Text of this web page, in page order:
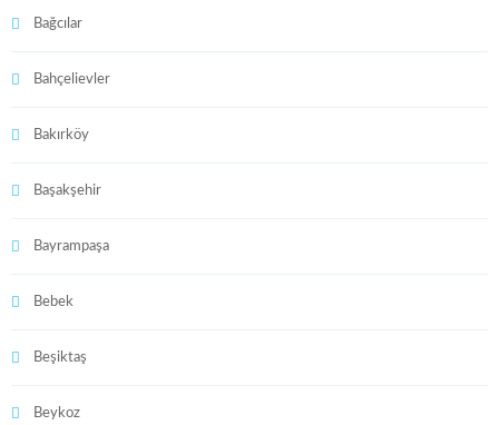
Bağcılar
Bahçelievler
Bakırköy
Başakşehir
Bayrampaşa
Bebek
Beşiktaş
Beykoz